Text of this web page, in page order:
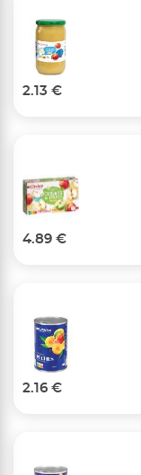
2.13 €
4.89 €
2.16 €